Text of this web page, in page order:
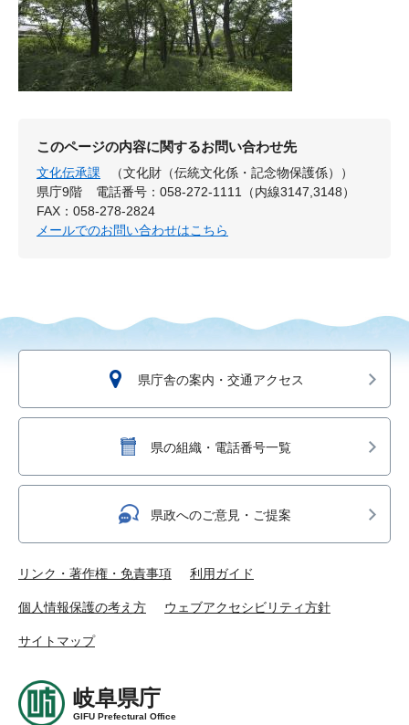
このページの内容に関するお問い合わせ先
文化伝承課
（文化財（伝統文化係・記念物保護係））
県庁9階
電話番号：058-272-1111（内線3147,3148）
FAX：058-278-2824
メールでのお問い合わせはこちら
県庁舎の案内・交通アクセス
県の組織・電話番号一覧
県政へのご意見・ご提案
リンク・著作権・免責事項 利用ガイド
個人情報保護の考え方 ウェブアクセシビリティ方針
サイトマップ
岐阜県庁
GIFU Prefectural Office